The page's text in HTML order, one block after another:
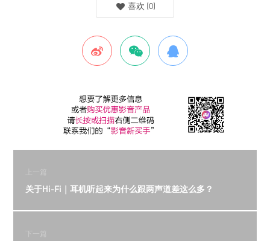
喜欢 (0)
上一篇
关于Hi-Fi｜耳机听起来为什么跟两声道差这么多？
下一篇